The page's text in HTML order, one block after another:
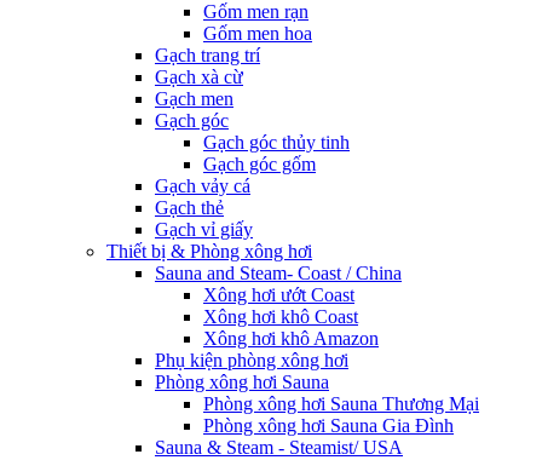
Gốm men rạn
Gốm men hoa
Gạch trang trí
Gạch xà cừ
Gạch men
Gạch góc
Gạch góc thủy tinh
Gạch góc gốm
Gạch vảy cá
Gạch thẻ
Gạch vỉ giấy
Thiết bị & Phòng xông hơi
Sauna and Steam- Coast / China
Xông hơi ướt Coast
Xông hơi khô Coast
Xông hơi khô Amazon
Phụ kiện phòng xông hơi
Phòng xông hơi Sauna
Phòng xông hơi Sauna Thương Mại
Phòng xông hơi Sauna Gia Đình
Sauna & Steam - Steamist/ USA